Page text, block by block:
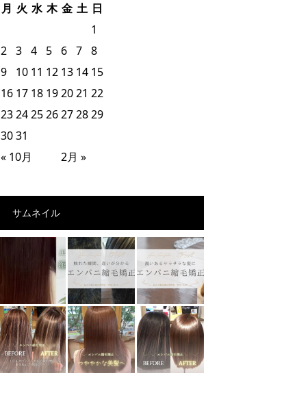
月 火 水 木 金 土 日
« 10月 2月 »
1
2 3 4 5 6 7 8
9
10 11 12 13 14 15
16 17 18 192021 22
23242526272829
3031
サムネイル